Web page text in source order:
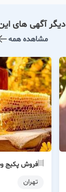
دیگر آگهی های
مشاهده همه
فروش پکیج
تهران